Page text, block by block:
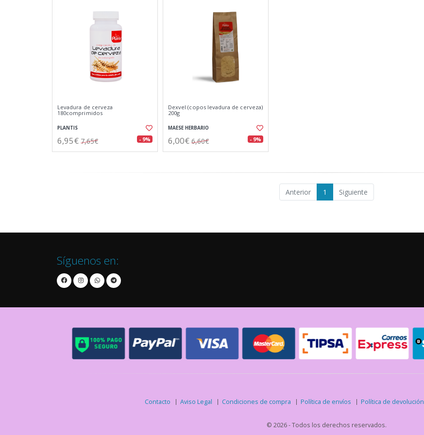
Levadura de cerveza
180comprimidos
PLANTIS
6,95€ 7,65€ - 9%
Dexvel (copos levadura de cerveza)
200g
MAESE HERBARIO
6,00€ 6,60€ - 9%
Anterior 1 Siguiente
Síguenos en:
Contacto Aviso Legal Condiciones de compra Política de envíos Política de devolución
© 2026 - Todos los derechos reservados.